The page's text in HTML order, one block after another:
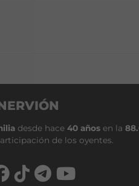
desde hace 40 años en la
de los oyentes.